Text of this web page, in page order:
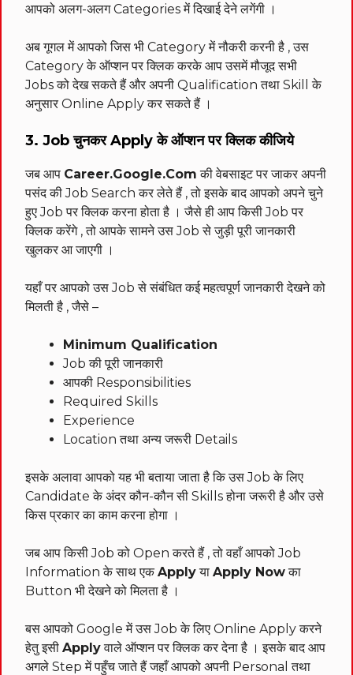
आपको अलग-अलग Categories में दिखाई देने लगेंगी ।
अब गूगल में आपको जिस भी Category में नौकरी करनी है , उस
Category के ऑप्शन पर क्लिक करके आप उसमें मौजूद सभी
Jobs को देख सकते हैं और अपनी Qualification तथा Skill के
अनुसार Online Apply कर सकते हैं ।
3. Job चुनकर Apply के ऑप्शन पर क्लिक कीजिये
जब आप Career.Google.Com की वेबसाइट पर जाकर अपनी
पसंद की Job Search कर लेते हैं , तो इसके बाद आपको अपने चुने
हुए Job पर क्लिक करना होता है । जैसे ही आप किसी Job पर
क्लिक करेंगे , तो आपके सामने उस Job से जुड़ी पूरी जानकारी
खुलकर आ जाएगी ।
यहाँ पर आपको उस Job से संबंधित कई महत्वपूर्ण जानकारी देखने को
मिलती है , जैसे –
Minimum Qualification
Job की पूरी जानकारी
आपकी Responsibilities
Required Skills
Experience
Location तथा अन्य जरूरी Details
इसके अलावा आपको यह भी बताया जाता है कि उस Job के लिए
Candidate के अंदर कौन-कौन सी Skills होना जरूरी है और उसे
किस प्रकार का काम करना होगा ।
जब आप किसी Job को Open करते हैं , तो वहाँ आपको Job
Information के साथ एकApplyया Apply Nowका
Button भी देखने को मिलता है ।
बस आपको Google में उस Job के लिए Online Apply करने
हेतु इसी Applyवाले ऑप्शन पर क्लिक कर देना है । इसके बाद आप
अगले Step में पहुँच जाते हैं जहाँ आपको अपनी Personal तथा